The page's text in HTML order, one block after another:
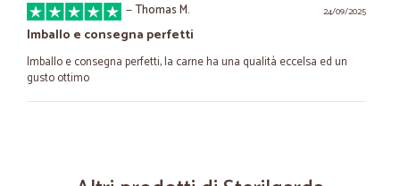
24/09/2025
—Thomas M.
Imballo e consegna perfetti
Imballo e consegna perfetti, la carne ha una qualità eccelsa ed un
gusto ottimo